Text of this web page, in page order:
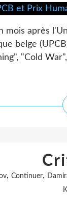
mois après
belge
"Cold
, Continuer,